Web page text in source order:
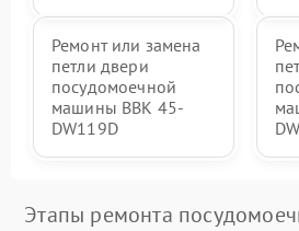
Ремонт или замена
петли двери
посудомоечной
машины BBK 45-
DW119D
Этапы ремонта